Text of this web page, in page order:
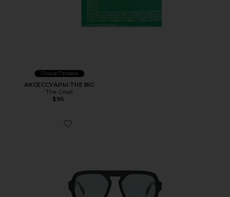
Лидер Продаж
АКСЕССУАРЫ THE BIG
The Great
$95
Favorite СОЛНЦЕЗАЩИТНЫЕ ОЧКИ JANE